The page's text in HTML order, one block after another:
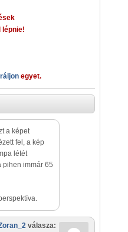
lépnie!
egyet.
a képet
fel, a kép
létét
pihen immár 65
válasza: